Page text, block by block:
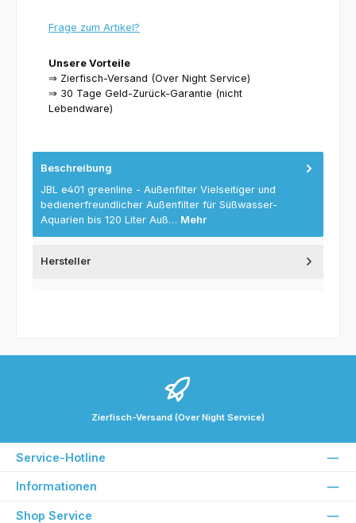
Frage zum Artikel?
Unsere Vorteile
⇒ Zierfisch-Versand (Over Night Service)
⇒ 30 Tage Geld-Zurück-Garantie (nicht
Lebendware)
Beschreibung
JBL e401 greenline - Außenfilter Vielseitiger und
bedienerfreundlicher Außenfilter für Süßwasser-
Aquarien bis 120 Liter Auß… Mehr
Hersteller
Zierfisch-Versand (Over Night Service)
Service-Hotline
Informationen
Shop Service